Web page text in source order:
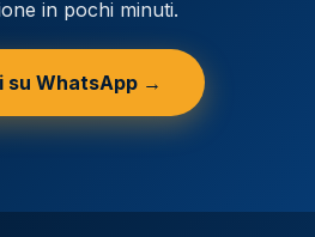
in pochi minuti.
su WhatsApp →